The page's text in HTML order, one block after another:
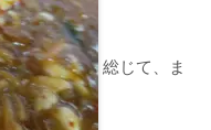
総じて、ま